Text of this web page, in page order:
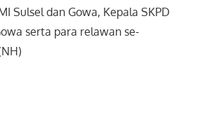
Sulsel dan Gowa, Kepala SKPD
serta para relawan se-